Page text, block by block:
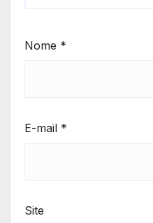
Nome *
E-mail *
Site